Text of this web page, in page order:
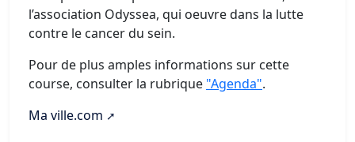
l’association Odyssea, qui oeuvre dans la lutte
contre le cancer du sein.
Pour de plus amples informations sur cette
course, consulter la rubrique "Agenda".
Ma ville.com